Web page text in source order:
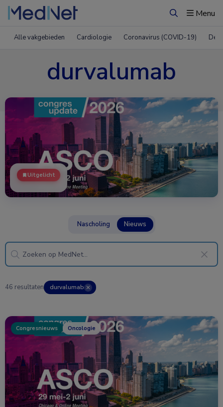
ZoekenMenu
Alle vakgebieden Cardiologie Coronavirus (COVID-19)
durvalumab
Uitgelicht
Nascholing Nieuws
46 resultaten durvalumab ✕
Congresnieuws Oncologie